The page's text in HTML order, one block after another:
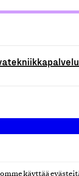
käyttää